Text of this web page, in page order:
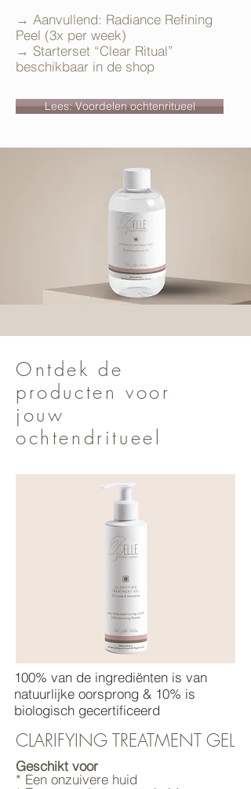
→ Aanvullend: Radiance Refining
Peel (3x per week)
→ Starterset “Clear Ritual”
beschikbaar in de shop
Lees: Voordelen ochtenritueel
Ontdek de
producten voor
jouw
ochtendritueel
100% van de ingrediënten is van
natuurlijke oorsprong & 10% is
biologisch gecertificeerd
CLARIFYING TREATMENT GEL
Geschikt voor
* Een onzuivere huid